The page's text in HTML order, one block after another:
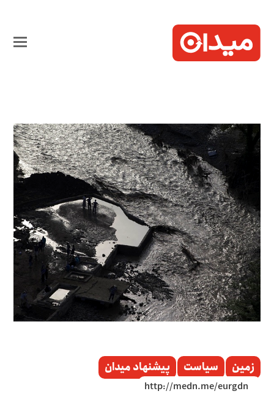
زمین سیاست پیشنهاد میدان